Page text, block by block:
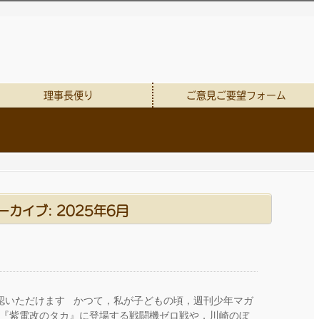
理事長便り ご意見ご要望フォーム
カイブ: 2025年6月
ただけます かつて，私が子どもの頃，週刊少年マガ
紫電改のタカ』に登場する戦闘機ゼロ戦や，川崎のぼ